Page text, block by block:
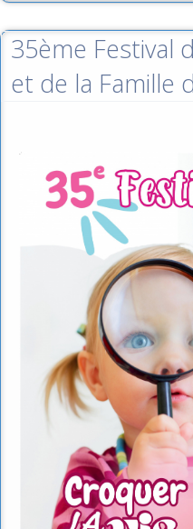
35ème Festival
et de la Famille